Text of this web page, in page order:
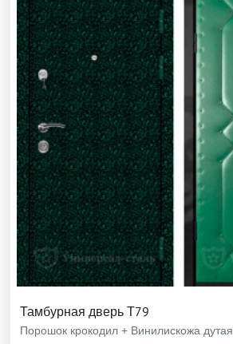
Тамбурная дверь Т79
Порошок крокодил + Винилискожа дутая